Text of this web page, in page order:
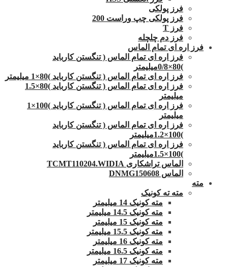
فرز پولکی
فرز پولکی چپ وراست 200
فرز T
فرز دم چلچله
فرز اره ای تمام الماس
فرز اره ای تمام الماس ( تنگستن کارباید
)80×0/8میلیمتر
فرز اره ای تمام الماس ( تنگستن کارباید )80×1 میلیمتر
فرز اره ای تمام الماس ( تنگستن کارباید )80×1.5
میلیمتر
فرز اره ای تمام الماس ( تنگستن کارباید )100×1
میلیمتر
فرز اره ای تمام الماس ( تنگستن کارباید
)100×1.2میلیمتر
فرز اره ای تمام الماس ( تنگستن کارباید
)100×1.5میلیمتر
الماس تراشکاری TCMT110204.WIDIA
الماس DNMG150608
مته
مته ته کونیک
مته کونیک 14 میلیمتر
مته کونیک 14.5 میلیمتر
مته کونیک 15 میلیمتر
مته کونیک 15.5 میلیمتر
مته کونیک 16 میلیمتر
مته کونیک 16.5 میلیمتر
مته کونیک 17 میلیمتر